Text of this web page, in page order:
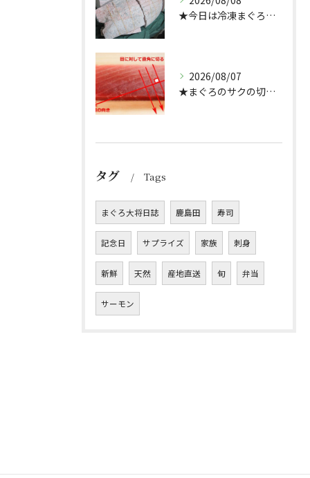
★今日は冷凍まぐろのサクの解凍方法★（どんぶり屋まぐろ大将）
2026/08/07
★まぐろのサクの切り方★
タグ Tags
まぐろ大将日誌 鹿島田 寿司
記念日 サプライズ 家族 刺身
新鮮 天然 産地直送 旬 弁当
サーモン